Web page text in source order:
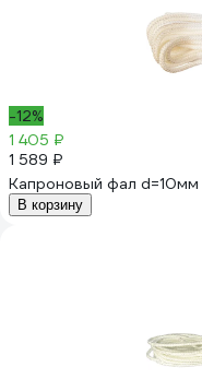
-12%
1 405 ₽
1 589 ₽
Капроновый фал
В корзину